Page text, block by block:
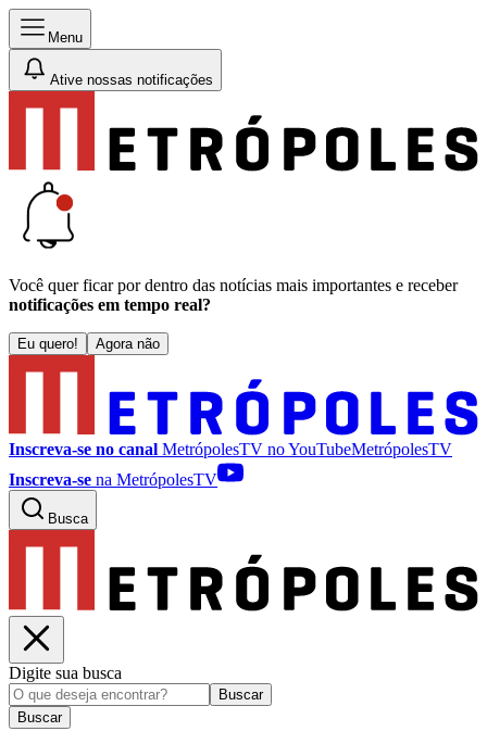
Menu
Ative nossas notificações
Você quer ficar por dentro das notícias mais importantes e receber
notificações em tempo real?
Eu quero! Agora não
Inscreva-se no canal MetrópolesTV noYouTubeMetrópolesTV
Inscreva-se na MetrópolesTV
Busca
Digite sua busca
Buscar
Buscar